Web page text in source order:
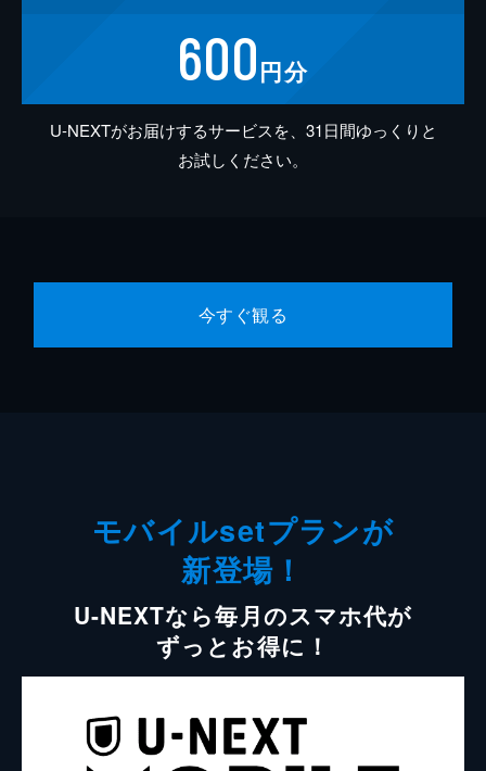
600円分
U-NEXTがお届けするサービスを、31日間ゆっくりと
お試しください。
今すぐ観る
モバイルsetプランが
新登場！
U-NEXTなら毎月のスマホ代が
ずっとお得に！